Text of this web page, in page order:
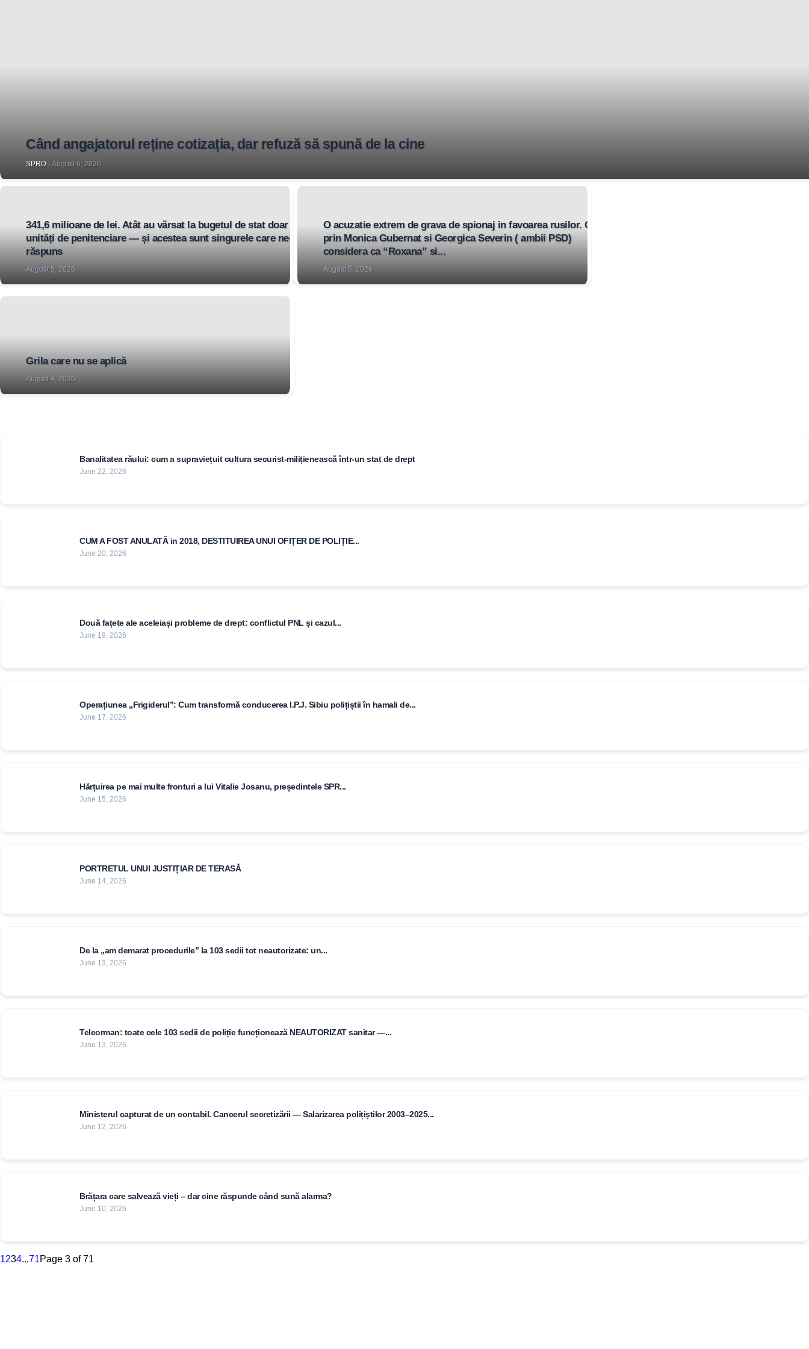
Când angajatorul reține cotizația, dar refuză să spună de la cine
SPRD -August 6, 2026
341,6 milioane de lei. Atât au vărsat la bugetul de stat doar zece
unități de penitenciare — și acestea sunt singurele care ne-au
răspuns
August 5, 2026
O acuzatie extrem de grava de spionaj in favoarea rusilor. CNA,
prin Monica Gubernat si Georgica Severin ( ambii PSD)
considera ca “Roxana” si...
August 5, 2026
Grila care nu se aplică
August 4, 2026
Banalitatea răului: cum a supraviețuit cultura securist-milițienească într-un stat de drept
June 22, 2026
CUM A FOST ANULATĂ in 2018, DESTITUIREA UNUI OFIȚER DE POLIȚIE...
June 20, 2026
Două fațete ale aceleiași probleme de drept: conflictul PNL și cazul...
June 19, 2026
Operațiunea „Frigiderul”: Cum transformă conducerea I.P.J. Sibiu polițiștii în hamali de...
June 17, 2026
Hărțuirea pe mai multe fronturi a lui Vitalie Josanu, președintele SPR...
June 15, 2026
PORTRETUL UNUI JUSTIȚIAR DE TERASĂ
June 14, 2026
De la „am demarat procedurile” la 103 sedii tot neautorizate: un...
June 13, 2026
Teleorman: toate cele 103 sedii de poliție funcționează NEAUTORIZAT sanitar —...
June 13, 2026
Ministerul capturat de un contabil. Cancerul secretizării — Salarizarea polițiștilor 2003–2025...
June 12, 2026
Brățara care salvează vieți – dar cine răspunde când sună alarma?
June 10, 2026
1234...71Page 3 of 71